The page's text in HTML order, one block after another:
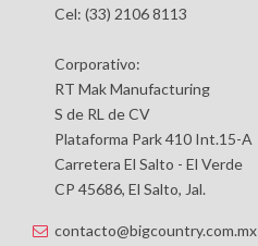
Cel: (33) 2106 8113
Corporativo:
RT Mak Manufacturing
S de RL de CV
Plataforma Park 410 Int.15-A
Carretera El Salto - El Verde
CP 45686, El Salto, Jal.
contacto@bigcountry.com.mx